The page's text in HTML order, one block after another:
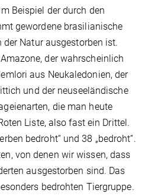
Beispiel der durch den
gewordene brasilianische
Natur ausgestorben ist.
der wahrscheinlich
aus Neukaledonien, der
und der neuseeländische
die man heute
Liste, also fast ein Drittel.
bedroht“ und 38 „bedroht“.
von denen wir wissen, dass
ausgestorben sind. Das
bedrohten Tiergruppe.